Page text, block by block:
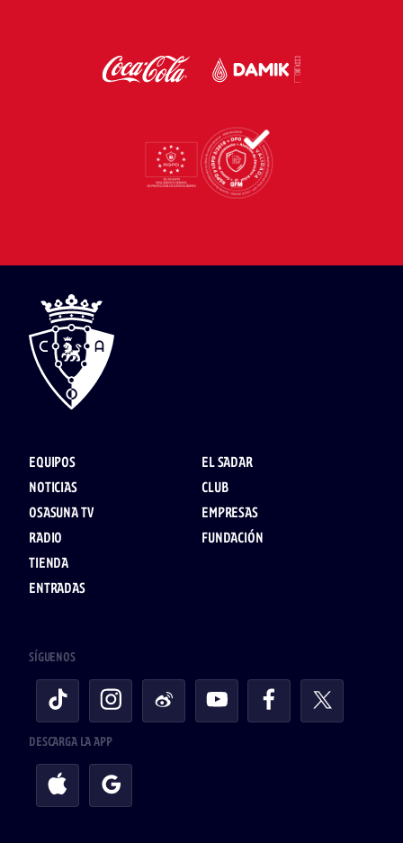
EQUIPOS
NOTICIAS
OSASUNA TV
RADIO
TIENDA
ENTRADAS
EL SADAR
CLUB
EMPRESAS
FUNDACIÓN
SÍGUENOS
DESCARGA LA APP